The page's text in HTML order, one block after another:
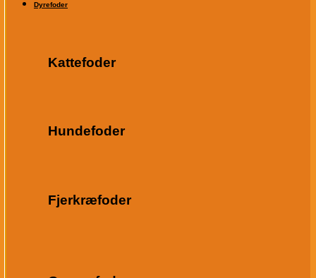
Dyrefoder
Kattefoder
Hundefoder
Fjerkræfoder